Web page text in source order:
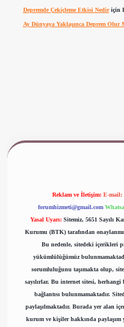
Depremde Çekiçleme Etkisi Nediriçin
Ay Dünyaya Yaklaşınca Deprem Olur
Reklam ve İletişim: E-mail:
forumhizmeti@gmail.com
Yasal Uyarı: Sitemiz, 5651 Sayılı
Kurumu (BTK) tarafından
Bu nedenle, sitedeki içerikleri
yükümlülüğümüz
sorumluluğunu taşımakta olup,
sayılırlar. Bu internet sitesi,
bağlantısı bulunmamaktadır.
paylaşılmaktadır. Burada yer alan
kurum ve kişiler hakkında paylaşım